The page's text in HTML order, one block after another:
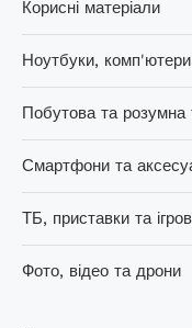
Корисні матеріали
Ноутбуки,
Побутова та розумна
Смартфони та
ТБ, приставки та
Фото, відео та дрони